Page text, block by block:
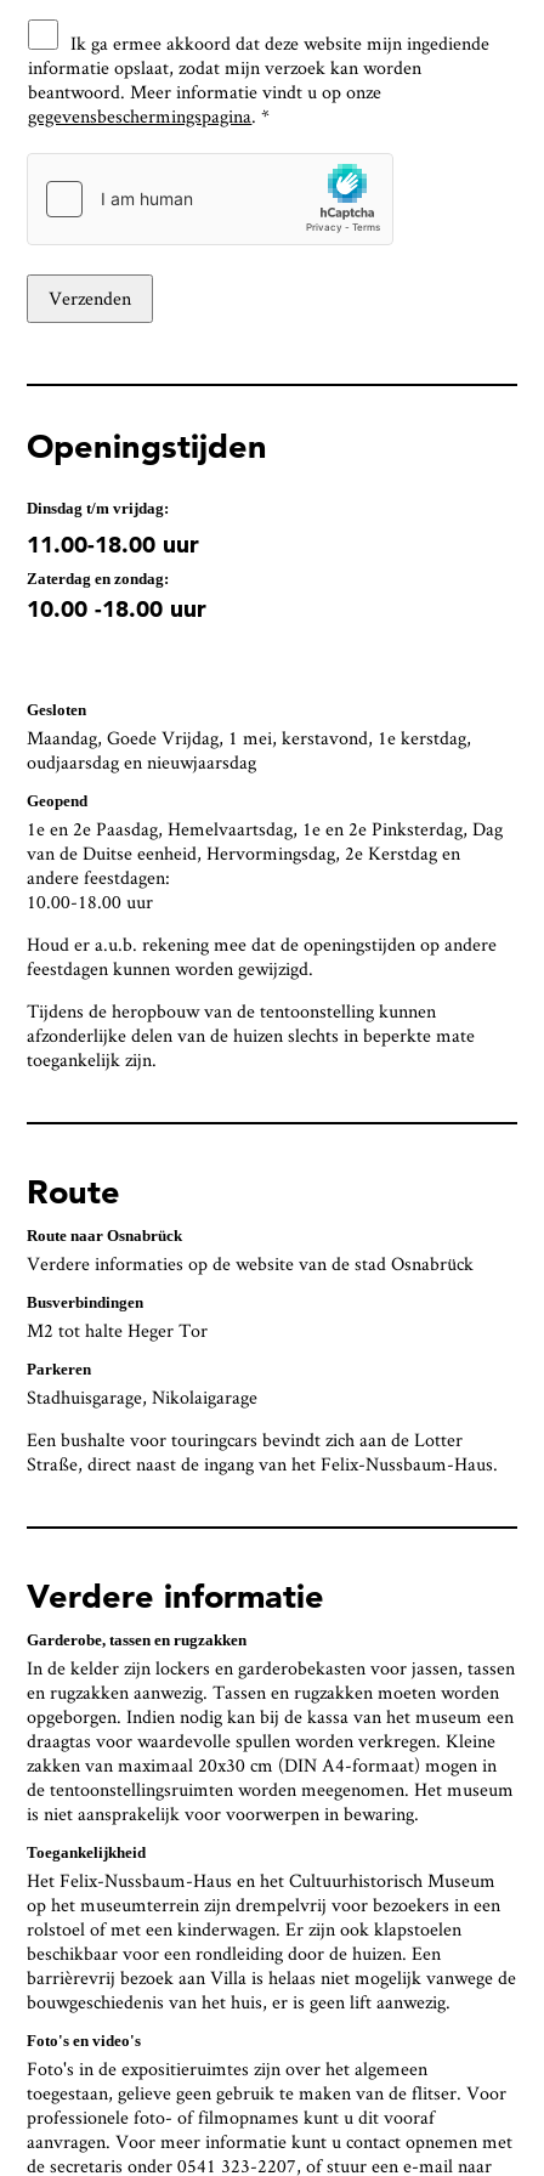
l
e
t
t
e
D
a
t
e
n
c
z
Ik ga ermee akkoord dat deze website mijn ingediende
informatie opslaat, zodat mijn verzoek kan worden
beantwoord. Meer informatie vindt u op onze
gegevensbeschermingspagina.*
Verzenden
Openings­­tijden
Dinsdag t/m vrijdag:
11.00-18.00 uur
Zaterdag en zondag:
10.00 -18.00 uur
Gesloten
Maandag, Goede Vrijdag, 1 mei, kerstavond, 1e kerstdag,
oudjaarsdag en nieuwjaarsdag
Geopend
1e en 2e Paasdag, Hemelvaartsdag, 1e en 2e Pinksterdag, Dag
van de Duitse eenheid, Hervormingsdag, 2e Kerstdag en
andere feestdagen:
10.00-18.00 uur
Houd er a.u.b. rekening mee dat de openingstijden op andere
feestdagen kunnen worden gewijzigd.
Tijdens de heropbouw van de tentoonstelling kunnen
afzonderlijke delen van de huizen slechts in beperkte mate
toegankelijk zijn.
Route
Route naar Osnabrück
Verdere informaties op de website van de stad Osnabrück
Busverbindingen
M2 tot halte Heger Tor
Parkeren
Stadhuisgarage, Nikolaigarage
Een bushalte voor touringcars bevindt zich aan de Lotter
Straße, direct naast de ingang van het Felix-Nussbaum-Haus.
Verdere informatie
Garderobe, tassen en rugzakken
In de kelder zijn lockers en garderobekasten voor jassen, tassen
en rugzakken aanwezig. Tassen en rugzakken moeten worden
opgeborgen. Indien nodig kan bij de kassa van het museum een
draagtas voor waardevolle spullen worden verkregen. Kleine
zakken van maximaal 20x30 cm (DIN A4-formaat) mogen in
de tentoonstellingsruimten worden meegenomen. Het museum
is niet aansprakelijk voor voorwerpen in bewaring.
Toegankelijkheid
Het Felix-Nussbaum-Haus en het Cultuurhistorisch Museum
op het museumterrein zijn drempelvrij voor bezoekers in een
rolstoel of met een kinderwagen. Er zijn ook klapstoelen
beschikbaar voor een rondleiding door de huizen. Een
barrièrevrij bezoek aan Villa is helaas niet mogelijk vanwege de
bouwgeschiedenis van het huis, er is geen lift aanwezig.
Foto's en video's
Foto's in de expositieruimtes zijn over het algemeen
toegestaan, gelieve geen gebruik te maken van de flitser. Voor
professionele foto- of filmopnames kunt u dit vooraf
aanvragen. Voor meer informatie kunt u contact opnemen met
de secretaris onder 0541 323-2207, of stuur een e-mail naar